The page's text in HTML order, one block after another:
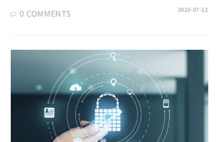
0 COMMENTS 2023-07-12